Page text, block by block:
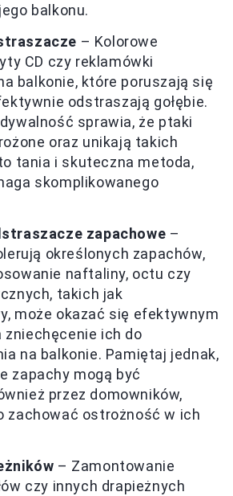
balkonu.
– Kolorowe
CD czy reklamówki
balkonie, które poruszają się
odstraszają gołębie.
sprawia, że ptaki
oraz unikają takich
tania i skuteczna metoda,
skomplikowanego
zapachowe –
określonych zapachów,
naftaliny, octu czy
takich jak
może okazać się efektywnym
zniechęcenie ich do
na balkonie. Pamiętaj jednak,
zapachy mogą być
przez domowników,
zachować ostrożność w ich
– Zamontowanie
czy innych drapieżnych